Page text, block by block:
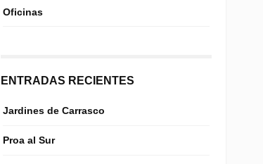
Oficinas
ENTRADAS RECIENTES
Jardines de Carrasco
Proa al Sur